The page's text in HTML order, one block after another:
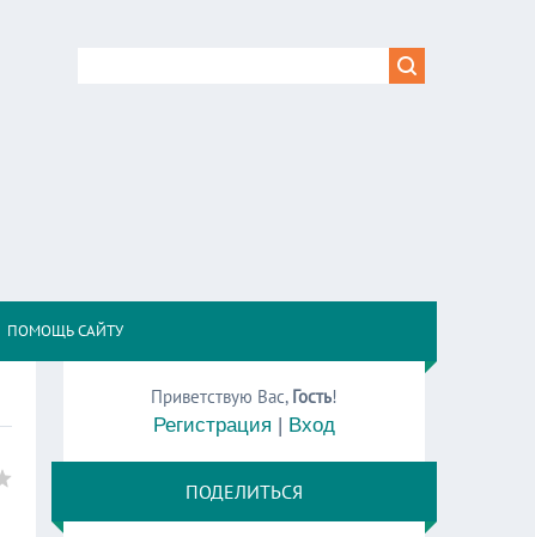
ПОМОЩЬ САЙТУ
Приветствую Вас, Гость!
Регистрация | Вход
ПОДЕЛИТЬСЯ